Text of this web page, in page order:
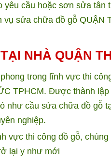
yêu cầu hoặc sơn sửa tân
vụ sửa chữa đồ gỗ QUẬN
NHÀ QUẬN
trong lĩnh vực thi
TPHCM. Được thành
như cầu sửa chữa đồ gỗ
nghiệp.
vực thi công đồ gỗ, chúng
lại y như mới